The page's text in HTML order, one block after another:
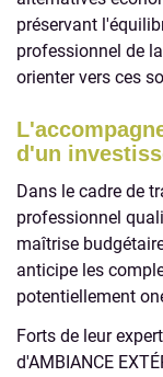
préservant
professionnel de
orienter vers ces
d'un
Dans le cadre de
professionnel
maîtrise
anticipe les
potentiellement
Forts de leur
d'AMBIANCE